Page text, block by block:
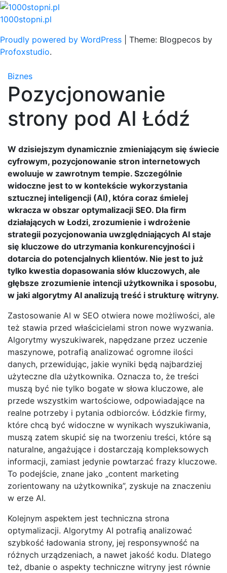
Skip
to
1000stopni.pl
Proudly powered by WordPress
Theme: Blogpecos by
Profoxstudio.
Biznes
Pozycjonowanie
strony pod AI Łódź
W dzisiejszym dynamicznie zmieniającym się świecie
cyfrowym, pozycjonowanie stron internetowych
ewoluuje w zawrotnym tempie. Szczególnie
widoczne jest to w kontekście wykorzystania
sztucznej inteligencji (AI), która coraz śmielej
wkracza w obszar optymalizacji SEO. Dla firm
działających w Łodzi, zrozumienie i wdrożenie
strategii pozycjonowania uwzględniających AI staje
się kluczowe do utrzymania konkurencyjności i
dotarcia do potencjalnych klientów. Nie jest to już
tylko kwestia dopasowania słów kluczowych, ale
głębsze zrozumienie intencji użytkownika i sposobu,
w jaki algorytmy AI analizują treść i strukturę witryny.
Zastosowanie AI w SEO otwiera nowe możliwości, ale
też stawia przed właścicielami stron nowe wyzwania.
Algorytmy wyszukiwarek, napędzane przez uczenie
maszynowe, potrafią analizować ogromne ilości
danych, przewidując, jakie wyniki będą najbardziej
użyteczne dla użytkownika. Oznacza to, że treści
muszą być nie tylko bogate w słowa kluczowe, ale
przede wszystkim wartościowe, odpowiadające na
realne potrzeby i pytania odbiorców. Łódzkie firmy,
które chcą być widoczne w wynikach wyszukiwania,
muszą zatem skupić się na tworzeniu treści, które są
naturalne, angażujące i dostarczają kompleksowych
informacji, zamiast jedynie powtarzać frazy kluczowe.
To podejście, znane jako „content marketing
zorientowany na użytkownika”, zyskuje na znaczeniu
w erze AI.
Kolejnym aspektem jest techniczna strona
optymalizacji. Algorytmy AI potrafią analizować
szybkość ładowania strony, jej responsywność na
różnych urządzeniach, a nawet jakość kodu. Dlatego
też, dbanie o aspekty techniczne witryny jest równie